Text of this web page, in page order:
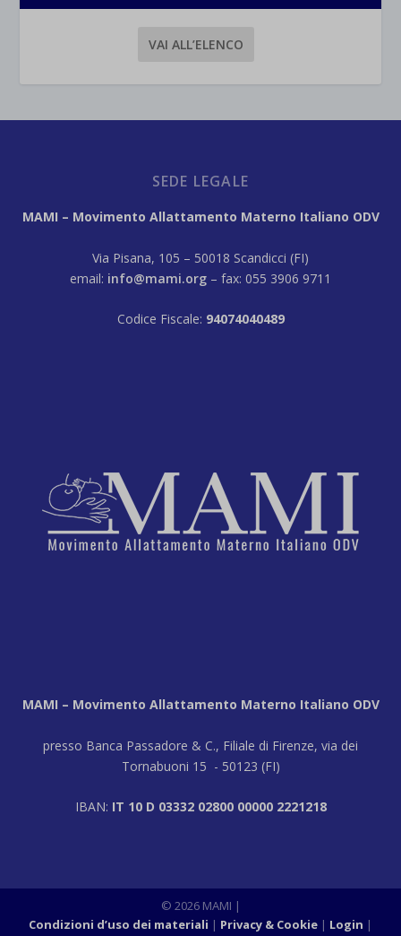
VAI ALL’ELENCO
SEDE LEGALE
MAMI – Movimento Allattamento Materno Italiano ODV
Via Pisana, 105 – 50018 Scandicci (FI)
email: info@mami.org – fax: 055 3906 9711
Codice Fiscale: 94074040489
MAMI – Movimento Allattamento Materno Italiano ODV
presso Banca Passadore & C., Filiale di Firenze, via dei
Tornabuoni 15 - 50123 (FI)
IBAN: IT 10 D 03332 02800 00000 2221218
© 2026 MAMI |
Condizioni d’uso dei materiali
Privacy & Cookie Login |